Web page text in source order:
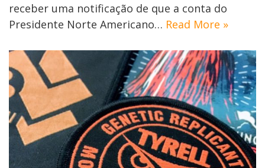
receber uma notificação de que a conta do
Presidente Norte Americano… Read More »